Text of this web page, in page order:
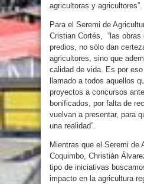
agricultoras y agricultores”.
Para el Seremi de
Cristian Cortés, “las obras
predios, no sólo dan
agricultores, sino que
calidad de vida. Es por
llamado a todos aquellos
proyectos a concursos
bonificados, por falta de
vuelvan a presentar, para
una realidad”.
Mientras que el Seremi de
Coquimbo, Christián
tipo de iniciativas
impacto en la agricultura